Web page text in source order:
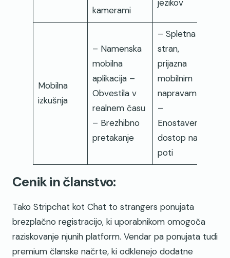
kamerami
jezikov
Mobilna
izkušnja
– Namenska
mobilna
aplikacija –
Obvestila v
realnem času
– Brezhibno
pretakanje
– Spletna
stran,
prijazna
mobilnim
napravam
–
Enostaven
dostop na
poti
Cenik in članstvo:
Tako Stripchat kot Chat to strangers ponujata
brezplačno registracijo, ki uporabnikom omogoča
raziskovanje njunih platform. Vendar pa ponujata tudi
premium članske načrte, ki odklenejo dodatne